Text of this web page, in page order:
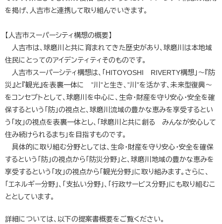
を掲げ、人吉市と連携して取り組んでいきます。
【人吉市スーパーシティ構想の概要】
人吉市は、球磨川と共に育まれてきた歴史があり、球磨川は本地域
住民にとってのアイデンティティそのものです。
人吉市スーパーシティ構想は、「HITOYOSHI RIVERTY構想」～『防
災』と『観光』を表裏一体に ”川”と生き、”川”を活かす、未来型復興～
をコンセプトとして、球磨川を中心に、生命・財産を守り安心・安全を確
保するという「防」の視点と、球磨川流域の豊かな恵みを享受するとい
う「攻」の視点を表裏一体とし、「球磨川と共に創る みんなが安心して
住み続けられるまち」を目指すものです。
具体的に取り組む分野としては、生命・財産を守り安心・安全を確保
するという「防」の視点から「防災分野」と、球磨川地域の豊かな恵みを
享受するという「攻」の視点から「観光分野」に取り組みます。さらに、
「エネルギー分野」、「支払い分野」、「行政サービス分野」にも取り組むこ
ととしています。
詳細については、以下の提案書概要をご覧ください。